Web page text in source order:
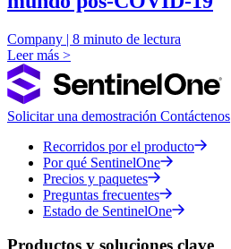
Company | 8 minuto de lectura
Leer más >
Solicitar una demostración Contáctenos
Recorridos por el producto
Por qué SentinelOne
Precios y paquetes
Preguntas frecuentes
Estado de SentinelOne